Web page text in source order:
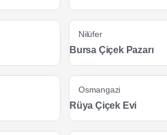
Nilüfer
Bursa Çiçek Pazarı
Osmangazi
Rüya Çiçek Evi